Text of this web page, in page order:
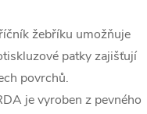
žebříku umožňuje
patky zajišťují
povrchů.
je vyroben z pevného